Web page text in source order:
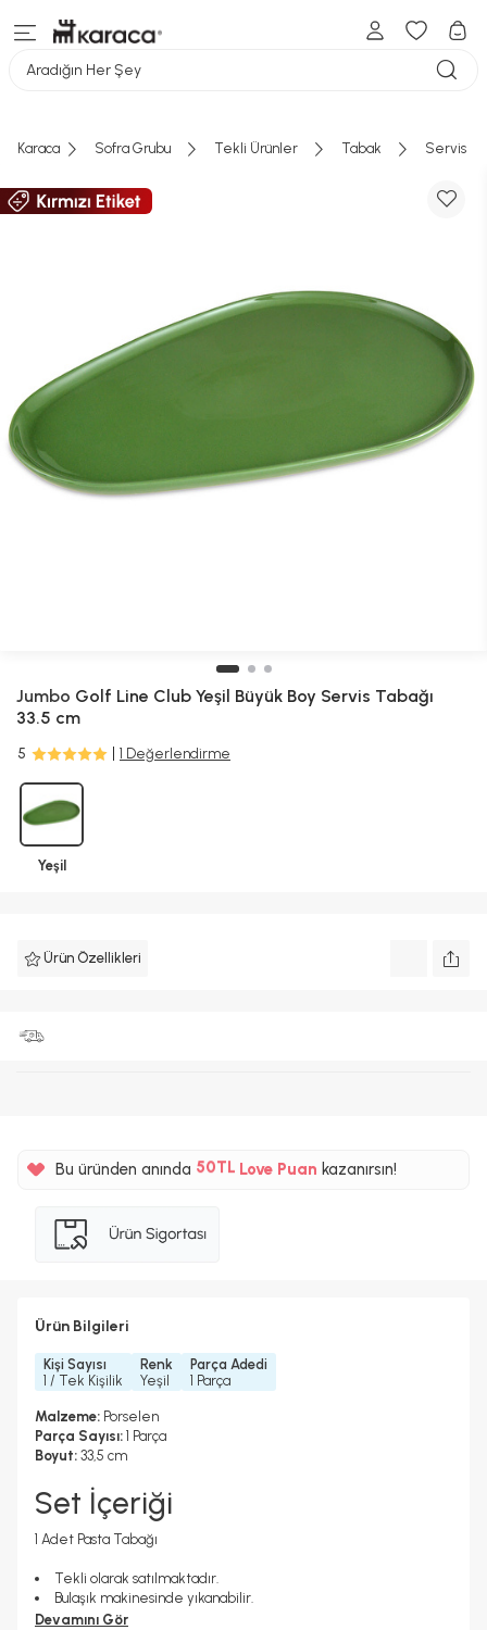
Aradığın Her Şey
Karaca Sofra Grubu Tekli Ürünler Tabak Servis
Jumbo Golf Line Club Yeşil Büyük Boy Servis Tabağı
33.5 cm
5 1 Değerlendirme
Yeşil
Ürün Özellikleri
Bu üründen anında %5 Love Puankazanırsın!
Ürün Bilgileri
Kişi Sayısı
1 / Tek Kişilik
Renk
Yeşil
Parça Adedi
1 Parça
Malzeme: Porselen
Parça Sayısı: 1 Parça
Boyut: 33,5 cm
Set İçeriği
1 Adet Pasta Tabağı
Tekli olarak satılmaktadır.
Bulaşık makinesinde yıkanabilir.
Devamını Gör